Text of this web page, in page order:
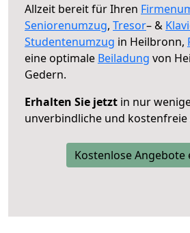
Allzeit bereit für Ihren
Seniorenumzug, Tresor– &
Studentenumzug in Heilbronn,
eine optimale Beiladung von
Gedern.
Erhalten Sie jetzt in nur
unverbindliche und kostenfreie
Kostenlose Angebote